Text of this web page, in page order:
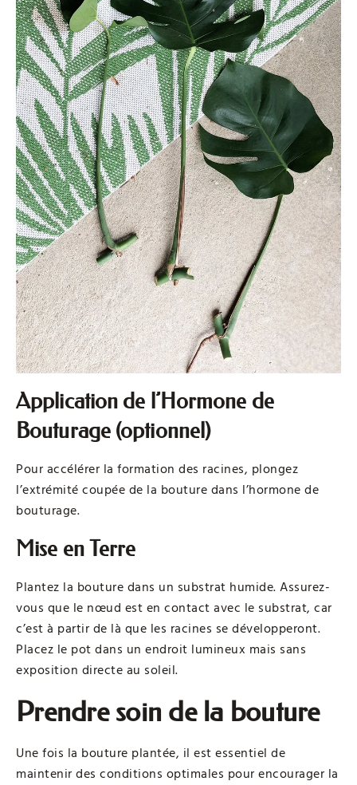
Application de l’Hormone de
Bouturage (optionnel)
Pour accélérer la formation des racines, plongez
l’extrémité coupée de la bouture dans l’hormone de
bouturage.
Mise en Terre
Plantez la bouture dans un substrat humide. Assurez-
vous que le nœud est en contact avec le substrat, car
c’est à partir de là que les racines se développeront.
Placez le pot dans un endroit lumineux mais sans
exposition directe au soleil.
Prendre soin de la bouture
Une fois la bouture plantée, il est essentiel de
maintenir des conditions optimales pour encourager la